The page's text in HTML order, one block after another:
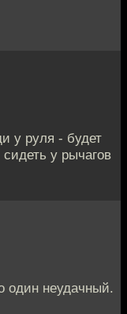
у руля - будет
у рычагов
один неудачный.